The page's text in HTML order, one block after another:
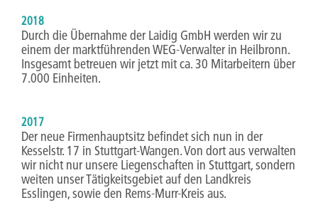
2018
Durch die Übernahme der Laidig GmbH werden wir zu
einem der marktführenden WEG-Verwalter in Heilbronn.
Insgesamt betreuen wir jetzt mit ca. 30 Mitarbeitern über
7.000 Einheiten.
2017
Der neue Firmenhauptsitz befindet sich nun in der
Kesselstr. 17 in Stuttgart-Wangen. Von dort aus verwalten
wir nicht nur unsere Liegenschaften in Stuttgart, sondern
weiten unser Tätigkeitsgebiet auf den Landkreis
Esslingen, sowie den Rems-Murr-Kreis aus.